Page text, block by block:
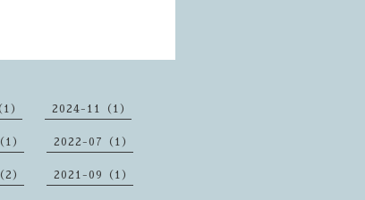
） 2024-11（1）
） 2022-07（1）
） 2021-09（1）